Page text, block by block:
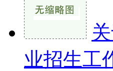
业招生工